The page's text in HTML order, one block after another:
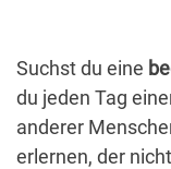
Suchst du eine
du jeden Tag
anderer
erlernen, der